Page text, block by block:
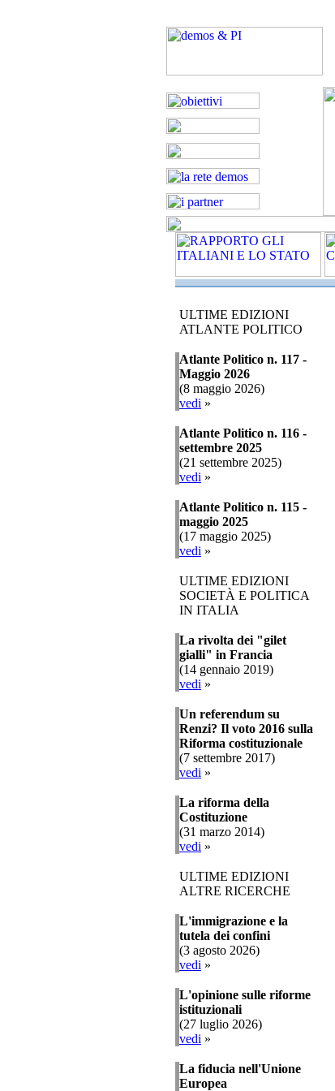
ULTIME EDIZIONI
ATLANTE POLITICO
Atlante Politico n. 117 -
Maggio 2026
(8 maggio 2026)
vedi »
Atlante Politico n. 116 -
settembre 2025
(21 settembre 2025)
vedi »
Atlante Politico n. 115 -
maggio 2025
(17 maggio 2025)
vedi »
ULTIME EDIZIONI
SOCIETÀ E POLITICA
IN ITALIA
La rivolta dei "gilet
gialli" in Francia
(14 gennaio 2019)
vedi »
Un referendum su
Renzi? Il voto 2016 sulla
Riforma costituzionale
(7 settembre 2017)
vedi »
La riforma della
Costituzione
(31 marzo 2014)
vedi »
ULTIME EDIZIONI
ALTRE RICERCHE
L'immigrazione e la
tutela dei confini
(3 agosto 2026)
vedi »
L'opinione sulle riforme
istituzionali
(27 luglio 2026)
vedi »
La fiducia nell'Unione
Europea